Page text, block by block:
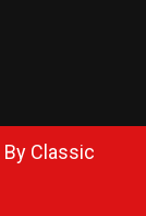
By Classic